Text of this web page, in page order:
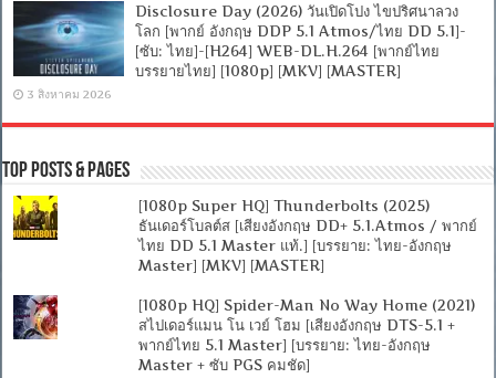
Disclosure Day (2026) วันเปิดโปง ไขปริศนาลวง
โลก [พากย์ อังกฤษ DDP 5.1 Atmos/ไทย DD 5.1]-
[ซับ: ไทย]-[H264] WEB-DL.H.264 [พากย์ไทย
บรรยายไทย] [1080p] [MKV] [MASTER]
3 สิงหาคม 2026
Top Posts & Pages
[1080p Super HQ] Thunderbolts (2025)
ธันเดอร์โบลต์ส [เสียงอังกฤษ DD+ 5.1.Atmos / พากย์
ไทย DD 5.1 Master แท้.] [บรรยาย: ไทย-อังกฤษ
Master] [MKV] [MASTER]
[1080p HQ] Spider-Man No Way Home (2021)
สไปเดอร์แมน โน เวย์ โฮม [เสียงอังกฤษ DTS-5.1 +
พากย์ไทย 5.1 Master] [บรรยาย: ไทย-อังกฤษ
Master + ซับ PGS คมชัด]